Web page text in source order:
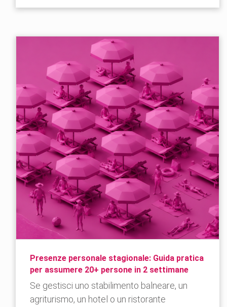
Presenze personale stagionale: Guida pratica
per assumere 20+ persone in 2 settimane
Se gestisci uno stabilimento balneare, un
agriturismo, un hotel o un ristorante